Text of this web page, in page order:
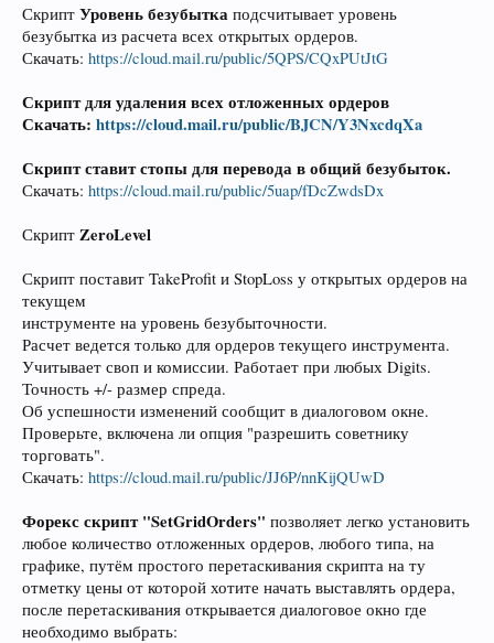
Скрипт Уровень безубытка подсчитывает уровень
безубытка из расчета всех открытых ордеров.
Скачать: https://cloud.mail.ru/public/5QPS/CQxPUtJtG
Скрипт для удаления всех отложенных ордеров
Скачать: https://cloud.mail.ru/public/BJCN/Y3NxcdqXa
Скрипт ставит стопы для перевода в общий безубыток.
Скачать: https://cloud.mail.ru/public/5uap/fDcZwdsDx
Скрипт ZeroLevel
Скрипт поставит TakeProfit и StopLoss у открытых ордеров на
текущем
инструменте на уровень безубыточности.
Расчет ведется только для ордеров текущего инструмента.
Учитывает своп и комиссии. Работает при любых Digits.
Точность +/- размер спреда.
Об успешности изменений сообщит в диалоговом окне.
Проверьте, включена ли опция "разрешить советнику
торговать".
Скачать: https://cloud.mail.ru/public/JJ6P/nnKijQUwD
Форекс скрипт "SetGridOrders" позволяет легко установить
любое количество отложенных ордеров, любого типа, на
графике, путём простого перетаскивания скрипта на ту
отметку цены от которой хотите начать выставлять ордера,
после перетаскивания открывается диалоговое окно где
необходимо выбрать: